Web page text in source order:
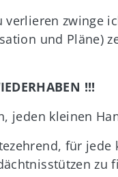
verlieren zwinge
und Pläne)
!!!
jeden kleinen
für
zu